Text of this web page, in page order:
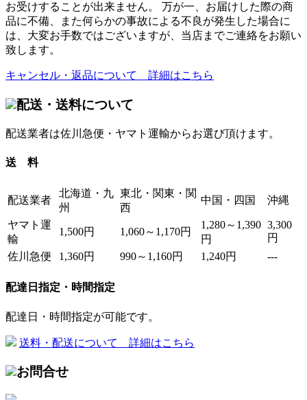
お受けすることが出来ません。 万が一、お届けした際の商
品に不備、また何らかの事故による不良が発生した場合に
は、大変お手数ではございますが、当店までご連絡をお願い
致します。
キャンセル・返品について 詳細はこちら
配送・送料について
配送業者は佐川急便・ヤマト運輸からお選び頂けます。
送 料
配送業者
北海道・九
州
東北・関東・関
西
中国・四国 沖縄
ヤマト運
輸
1,500円 1,060～1,170円
1,280～1,390
円
3,300
円
佐川急便
1,360円 990～1,160円 1,240円 ---
配達日指定・時間指定
配達日・時間指定が可能です。
送料・配送について 詳細はこちら
お問合せ